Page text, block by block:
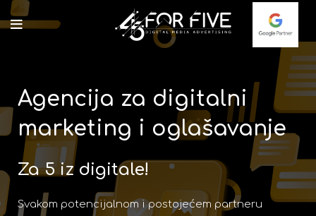
Agencija za digitalni
marketing i oglašavanje
Za 5 iz digitale!
Svakom potencijalnom i postojećem partneru